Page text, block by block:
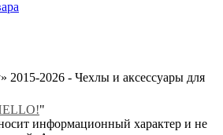
2015-2026 - Чехлы и аксессуары для
"
информационный характер и не